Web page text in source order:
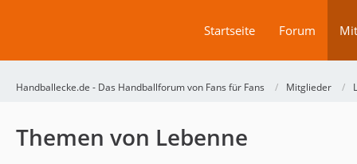
Startseite Forum
Handballecke.de - Das Handballforum von Fans für Fans Mitglieder
Themen von Lebenne